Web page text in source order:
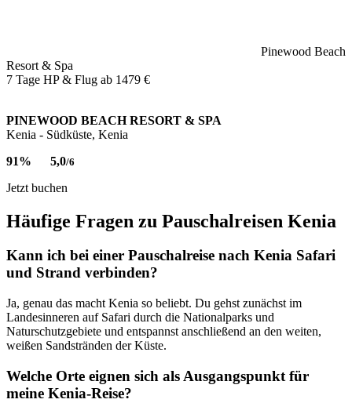
Pinewood Beach
Resort & Spa
7 Tage HP & Flug ab 1479 €
PINEWOOD BEACH RESORT & SPA
Kenia - Südküste, Kenia
91%
5,0/6
Jetzt buchen
Häufige Fragen zu Pauschalreisen Kenia
Kann ich bei einer Pauschalreise nach Kenia Safari
und Strand verbinden?
Ja, genau das macht Kenia so beliebt. Du gehst zunächst im
Landesinneren auf Safari durch die Nationalparks und
Naturschutzgebiete und entspannst anschließend an den weiten,
weißen Sandstränden der Küste.
Welche Orte eignen sich als Ausgangspunkt für
meine Kenia-Reise?